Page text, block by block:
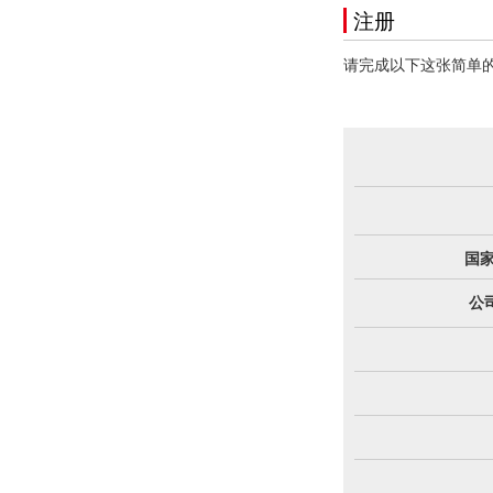
注册
请完成以下这张简单
国
公